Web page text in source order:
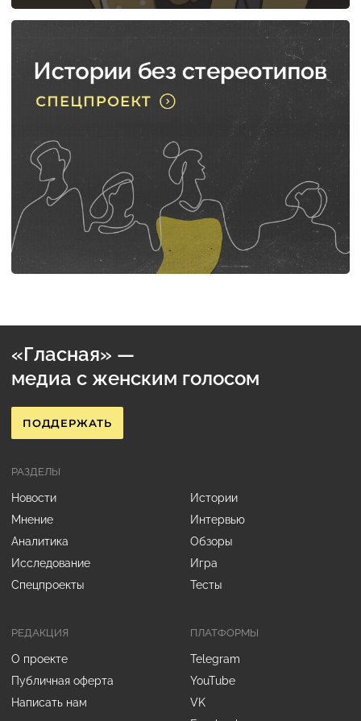
«Гласная» —
медиа с женским голосом
ПОДДЕРЖАТЬ
РЕДАКЦИЯ
О проекте
Публичная оферта
Написать нам
РАЗДЕЛЫ
Новости
Истории
Мнение
Интервью
Аналитика
Обзоры
Исследование
Игра
Спецпроекты
Тесты
ПЛАТФОРМЫ
Telegram
YouTube
VK